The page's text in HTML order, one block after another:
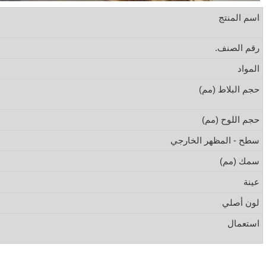
اسم المنتج
رقم الصنف.
المواد
حجم البلاط (مم)
حجم اللوح (مم)
سطح - المظهر الخارجي
سمك (مم)
عينة
لون أصلي
استعمال